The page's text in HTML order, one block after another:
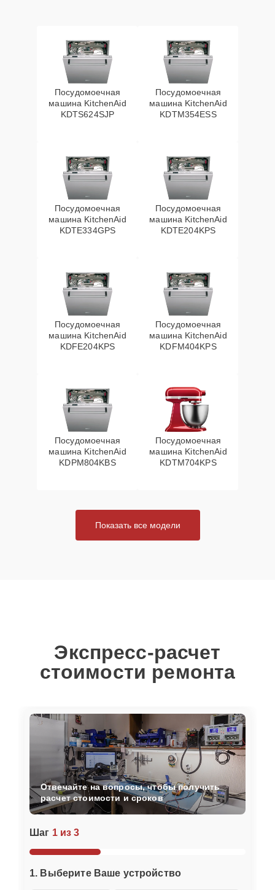
Посудомоечная
машина KitchenAid
KDTS624SJP
Посудомоечная
машина KitchenAid
KDTM354ESS
Посудомоечная
машина KitchenAid
KDTE334GPS
Посудомоечная
машина KitchenAid
KDTE204KPS
Посудомоечная
машина KitchenAid
KDFE204KPS
Посудомоечная
машина KitchenAid
KDFM404KPS
Посудомоечная
машина KitchenAid
KDPM804KBS
Посудомоечная
машина KitchenAid
KDTM704KPS
Показать все модели
Экспресс-расчет
стоимости ремонта
Шаг 1 из 3
1. Выберите Ваше устройство
Отвечайте на вопросы, чтобы получить
расчет стоимости и сроков